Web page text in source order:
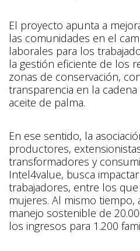
El proyecto apunta a
las comunidades en el
laborales para los
la gestión eficiente de los
zonas de conservación,
transparencia en la
aceite de palma.
En ese sentido, la
productores,
transformadores y
Intel4value, busca
trabajadores, entre los
mujeres. Al mismo tiempo,
manejo sostenible de
los ingresos para 1.200